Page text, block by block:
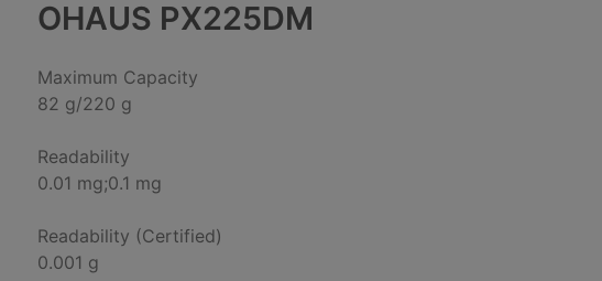
OHAUS PX225DM
Maximum Capacity
82 g/220 g
Readability
0.01 mg;0.1 mg
Readability (Certified)
0.001 g